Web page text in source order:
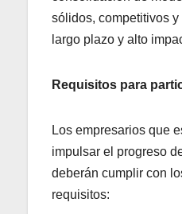
sólidos, competitivos
largo plazo y alto
Requisitos para
Los empresarios que
impulsar el progreso
deberán cumplir con
requisitos: